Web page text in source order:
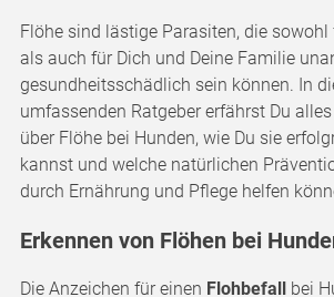
Flöhe sind lästige Parasiten, die sowohl
als auch für Dich und Deine Familie
gesundheitsschädlich sein können. In
umfassenden Ratgeber erfährst Du
über Flöhe bei Hunden, wie Du sie
kannst und welche natürlichen
durch Ernährung und Pflege helfen
Erkennen von Flöhen bei
Die Anzeichen für einen Flohbefall
bei